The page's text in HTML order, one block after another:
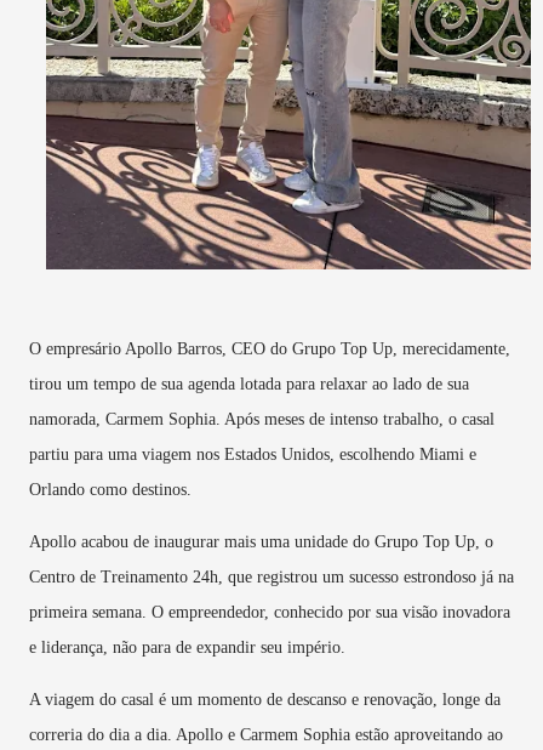
O empresário Apollo Barros, CEO do Grupo Top Up, merecidamente,
tirou um tempo de sua agenda lotada para relaxar ao lado de sua
namorada, Carmem Sophia. Após meses de intenso trabalho, o casal
partiu para uma viagem nos Estados Unidos, escolhendo Miami e
Orlando como destinos.
Apollo acabou de inaugurar mais uma unidade do Grupo Top Up, o
Centro de Treinamento 24h, que registrou um sucesso estrondoso já na
primeira semana. O empreendedor, conhecido por sua visão inovadora
e liderança, não para de expandir seu império.
A viagem do casal é um momento de descanso e renovação, longe da
correria do dia a dia. Apollo e Carmem Sophia estão aproveitando ao